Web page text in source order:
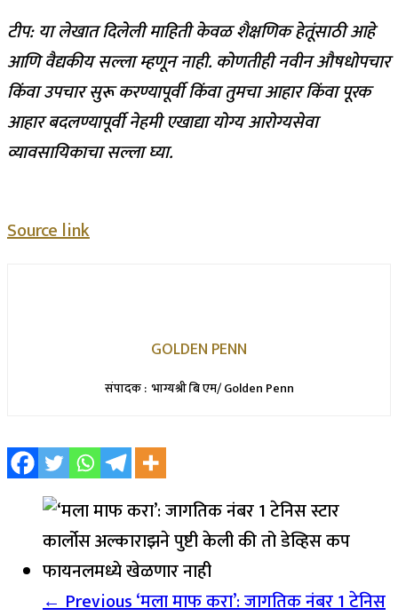
टीप: या लेखात दिलेली माहिती केवळ शैक्षणिक हेतूंसाठी आहे
आणि वैद्यकीय सल्ला म्हणून नाही. कोणतीही नवीन औषधोपचार
किंवा उपचार सुरू करण्यापूर्वी किंवा तुमचा आहार किंवा पूरक
आहार बदलण्यापूर्वी नेहमी एखाद्या योग्य आरोग्यसेवा
व्यावसायिकाचा सल्ला घ्या.
Source link
GOLDEN PENN
संपादक : भाग्यश्री बि एम/ Golden Penn
← Previous‘मला माफ करा’: जागतिक नंबर 1 टेनिस